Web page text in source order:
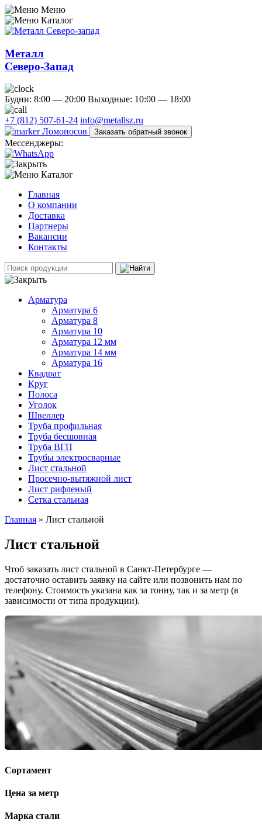
Меню
Каталог
Металл
Северо-Запад
Будни: 8:00 — 20:00 Выходные: 10:00 — 18:00
+7 (812) 507-61-24 info@metallsz.ru
Ломоносов
Заказать обратный звонок
Мессенджеры:
Каталог
Главная
О компании
Доставка
Партнеры
Вакансии
Контакты
Арматура
Арматура 6
Арматура 8
Арматура 10
Арматура 12 мм
Арматура 14 мм
Арматура 16
Квадрат
Круг
Полоса
Уголок
Швеллер
Труба профильная
Труба бесшовная
Труба ВГП
Трубы электросварные
Лист стальной
Просечно-вытяжной лист
Лист рифленый
Сетка стальная
Главная » Лист стальной
Лист стальной
Чтоб заказать лист стальной в Санкт-Петербурге —
достаточно оставить заявку на сайте или позвонить нам по
телефону. Стоимость указана как за тонну, так и за метр (в
зависимости от типа продукции).
Сортамент
Цена за метр
Марка стали